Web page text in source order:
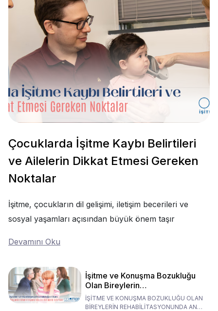
Çocuklarda İşitme Kaybı Belirtileri
ve Ailelerin Dikkat Etmesi Gereken
Noktalar
İşitme, çocukların dil gelişimi, iletişim becerileri ve
sosyal yaşamları açısından büyük önem taşır
Devamını Oku
İşitme ve Konuşma Bozukluğu
Olan Bireylerin
Rehabilitasyonunda Ana
Babaların Tutumları
İŞİTME VE KONUŞMA BOZUKLUĞU OLAN
BİREYLERİN REHABİLİTASYONUNDA ANA